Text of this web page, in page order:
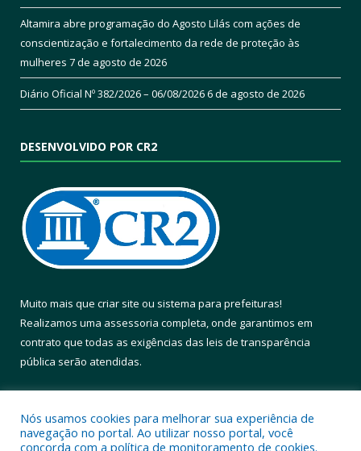
Altamira abre programação do Agosto Lilás com ações de
conscientização e fortalecimento da rede de proteção às
mulheres 7 de agosto de 2026
Diário Oficial Nº 382/2026 – 06/08/20266 de agosto de 2026
DESENVOLVIDO POR CR2
Muito mais que criar site ou sistema para prefeituras!
Realizamos uma assessoria completa, onde garantimos em
contrato que todas as exigências das leis de transparência
pública serão atendidas.
Nós usamos cookies para melhorar sua experiência de
navegação no portal. Ao utilizar nosso portal, você
concorda com a política de monitoramento de cookies.